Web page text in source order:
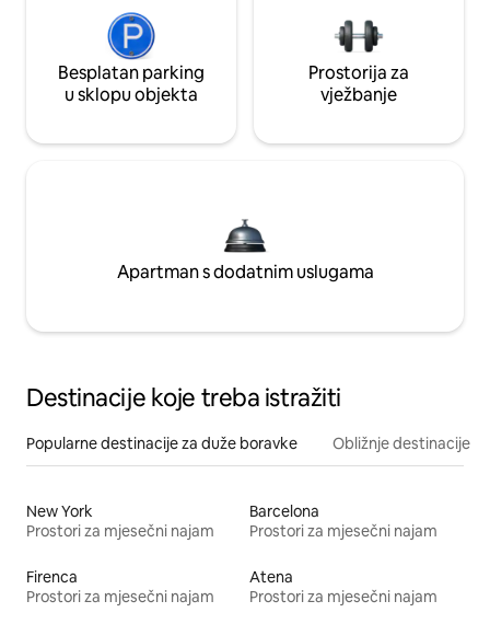
Besplatan parking
u sklopu objekta
Prostorija za
vježbanje
Apartman s dodatnim uslugama
Destinacije koje treba istražiti
Popularne destinacije za duže boravke Obližnje destinacije
New York
Prostori za mjesečni najam
Barcelona
Prostori za mjesečni najam
Firenca
Prostori za mjesečni najam
Atena
Prostori za mjesečni najam